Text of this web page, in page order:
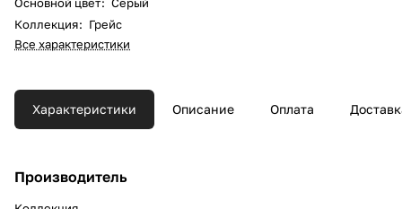
Коллекция: Грейс
Все характеристики
Характеристики Описание Оплата
Производитель